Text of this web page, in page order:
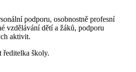
podporu, osobnostně profesní
vzdělávání dětí a žáků, podporu
aktivit.
ředitelka školy.